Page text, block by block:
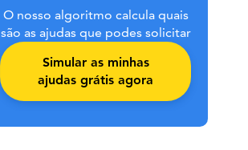
O nosso algoritmo calcula quais
são as ajudas que podes solicitar
Simular as minhas
ajudas grátis agora